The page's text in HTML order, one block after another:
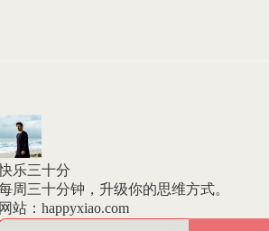
乐三十分
周三十分钟，升级你的思维方式。
站：happyxiao.com